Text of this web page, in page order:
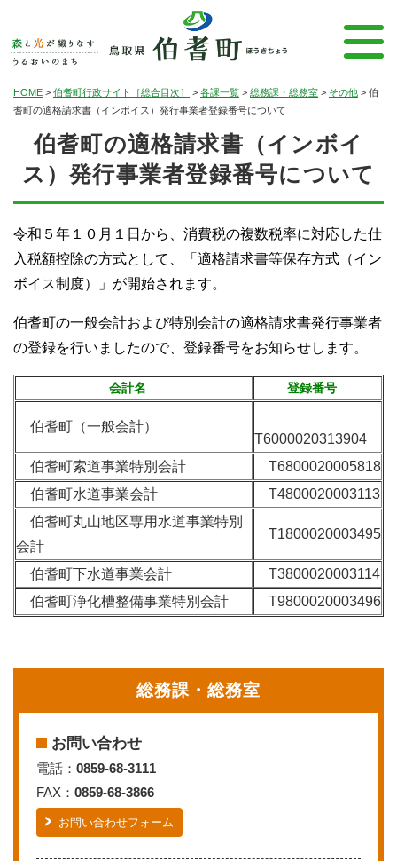
HOME > 伯耆町行政サイト［総合目次］ > 各課一覧 > 総務課・総務室 > その他 > 伯
耆町の適格請求書（インボイス）発行事業者登録番号について
伯耆町の適格請求書（インボイ
ス）発行事業者登録番号について
令和５年１０月１日から、消費税の複数税率に対応した仕
入税額控除の方式として、「適格請求書等保存方式（イン
ボイス制度）」が開始されます。
伯耆町の一般会計および特別会計の適格請求書発行事業者
の登録を行いましたので、登録番号をお知らせします。
会計名 登録番号
伯耆町（一般会計）
T6000020313904
伯耆町索道事業特別会計
T6800020005818
伯耆町水道事業会計
T4800020003113
伯耆町丸山地区専用水道事業特別
会計
T1800020003495
伯耆町下水道事業会計
T3800020003114
伯耆町浄化槽整備事業特別会計
T9800020003496
総務課・総務室
お問い合わせ
電話： 0859-68-3111
FAX： 0859-68-3866
お問い合わせフォーム